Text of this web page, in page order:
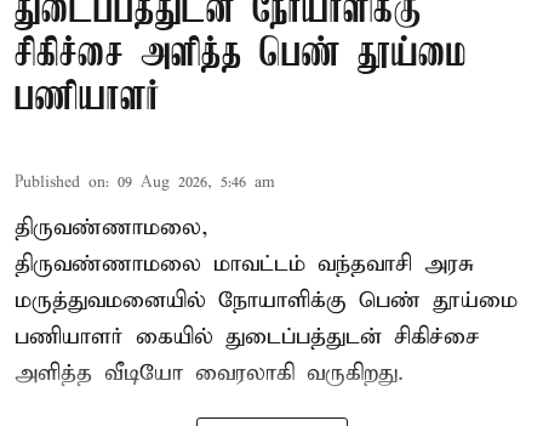
துடைப்பத்துடன் நோயாளிக்கு
சிகிச்சை அளித்த பெண் தூய்மை
பணியாளர்
Published on: 09 Aug 2026, 5:46 am
திருவண்ணாமலை,
திருவண்ணாமலை மாவட்டம் வந்தவாசி அரசு
மருத்துவமனையில் நோயாளிக்கு பெண் தூய்மை
பணியாளர் கையில் துடைப்பத்துடன் சிகிச்சை
அளித்த வீடியோ வைரலாகி வருகிறது.